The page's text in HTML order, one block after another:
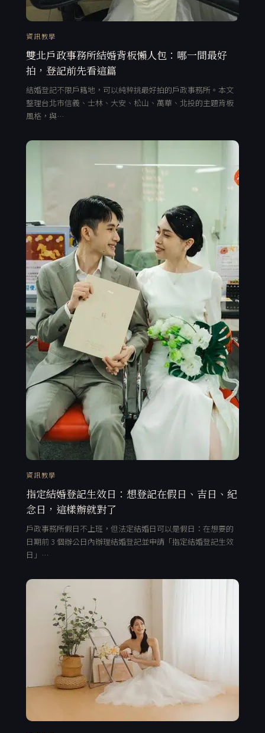
資訊教學
雙北戶政事務所結婚背板懶人包：哪一間最好
拍，登記前先看這篇
結婚登記不限戶籍地，可以純粹挑最好拍的戶政事務所。本文
整理台北市信義、士林、大安、松山、萬華、北投的主題背板
風格，與…
資訊教學
指定結婚登記生效日：想登記在假日、吉日、紀
念日，這樣辦就對了
戶政事務所假日不上班，但法定結婚日可以是假日：在想要的
日期前 3 個辦公日內辦理結婚登記並申請「指定結婚登記生效
日」…